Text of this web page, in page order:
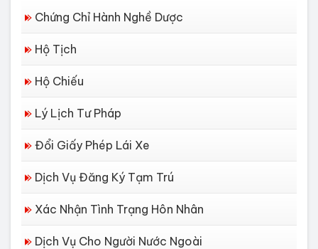
Chứng Chỉ Hành Nghề Dược
Hộ Tịch
Hộ Chiếu
Lý Lịch Tư Pháp
Đổi Giấy Phép Lái Xe
Dịch Vụ Đăng Ký Tạm Trú
Xác Nhận Tình Trạng Hôn Nhân
Dịch Vụ Cho Người Nước Ngoài